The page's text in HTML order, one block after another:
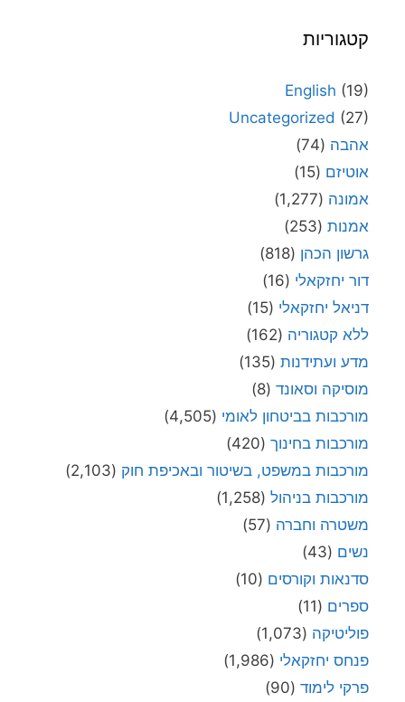
קטגוריות
English (19)
Uncategorized (27)
אהבה (74)
אוטיזם (15)
אמונה (1,277)
אמנות (253)
גרשון הכהן (818)
דור יחזקאלי (16)
דניאל יחזקאלי (15)
ללא קטגוריה (162)
מדע ועתידנות (135)
מוסיקה וסאונד (8)
מורכבות בביטחון לאומי (4,505)
מורכבות בחינוך (420)
מורכבות במשפט, בשיטור ובאכיפת חוק (2,103)
מורכבות בניהול (1,258)
משטרה וחברה (57)
נשים (43)
סדנאות וקורסים (10)
ספרים (11)
פוליטיקה (1,073)
פנחס יחזקאלי (1,986)
פרקי לימוד (90)